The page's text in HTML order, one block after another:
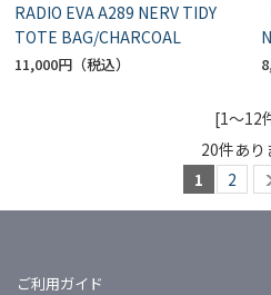
RADIO EVA A289 NERV TIDY
TOTE BAG/CHARCOAL
11,000円
[1～12
20件あり
1
2
ご利用ガイド